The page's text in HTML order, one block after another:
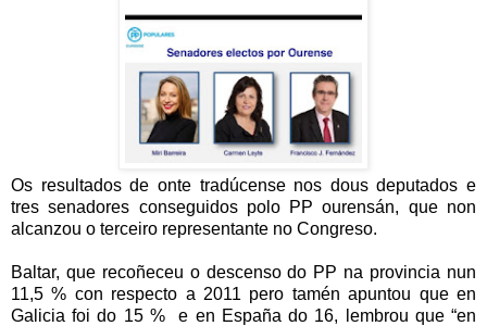
Os resultados de onte tradúcense nos dous deputados e
tres senadores conseguidos polo PP ourensán, que non
alcanzou o terceiro representante no Congreso.
Baltar, que recoñeceu o descenso do PP na provincia nun
11,5 % con respecto a 2011 pero tamén apuntou que en
Galicia foi do 15 % e en España do 16, lembrou que “en